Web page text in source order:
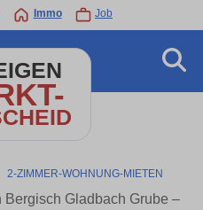
Immo Job
2-ZIMMER-WOHNUNG-MIETEN
Gladbach Grube –